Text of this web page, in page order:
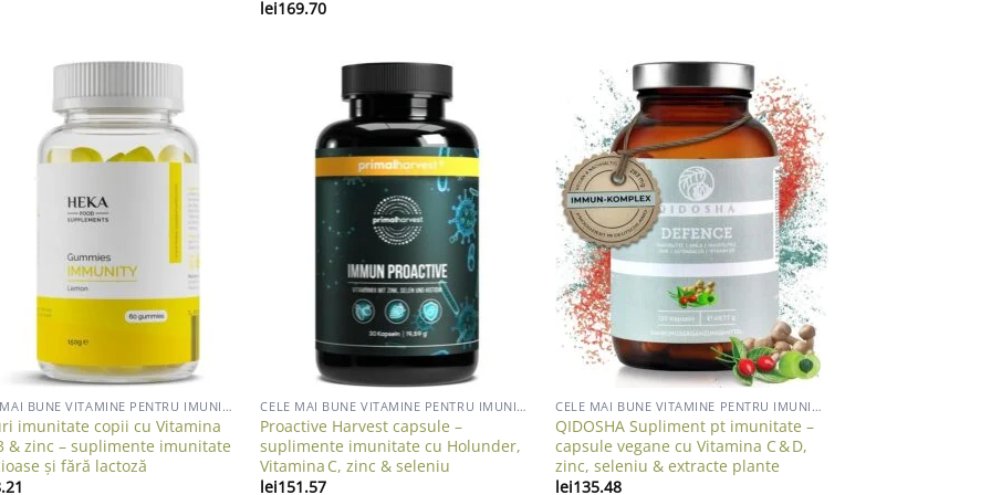
lei169.70
Add to wishlist
CELE MAI BUNE VITAMINE PENTRU IMUNITATE ADULTI
imunitate copii cu Vitamina
& zinc – suplimente imunitate
și fără lactoză
Add to wishlist
CELE MAI BUNE VITAMINE PENTRU IMUNITATE ADULTI
Proactive Harvest capsule –
suplimente imunitate cu Holunder,
Vitamina C, zinc & seleniu
lei151.57
Add to wishlist
CELE MAI BUNE VITAMINE PENTRU IMUNITATE ADULTI
QIDOSHA Supliment pt imunitate –
capsule vegane cu Vitamina C & D,
zinc, seleniu & extracte plante
lei135.48